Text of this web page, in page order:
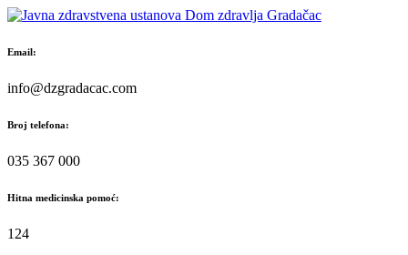
Skip
content
Email:
info@dzgradacac.com
Broj telefona:
035 367 000
Hitna medicinska pomoć:
124